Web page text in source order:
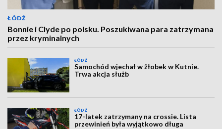
ŁÓDŹ
Bonnie i Clyde po polsku. Poszukiwana para zatrzymana
przez kryminalnych
ŁÓDŹ
Samochód wjechał w żłobek w Kutnie.
Trwa akcja służb
ŁÓDŹ
17-latek zatrzymany na crossie. Lista
przewinień była wyjątkowo długa